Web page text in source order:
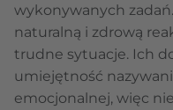
wykonywanych
naturalną i zdrową
trudne sytuacje. Ich
umiejętność
emocjonalnej, więc